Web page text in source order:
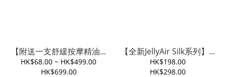
【附送一支舒緩按摩精油...
HK$68.00 ~ HK$499.00
HK$699.00
【全新JellyAir Silk系列】...
HK$198.00
HK$298.00